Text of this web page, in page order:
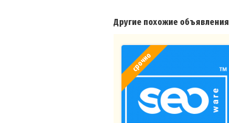
Другие похожие объявления
срочно